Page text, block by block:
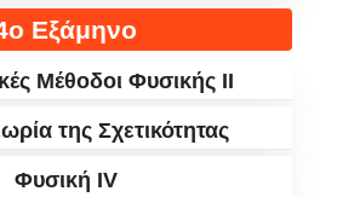
Εξάμηνο
Μέθοδοι Φυσικής ΙΙ
της Σχετικότητας
Φυσική IV